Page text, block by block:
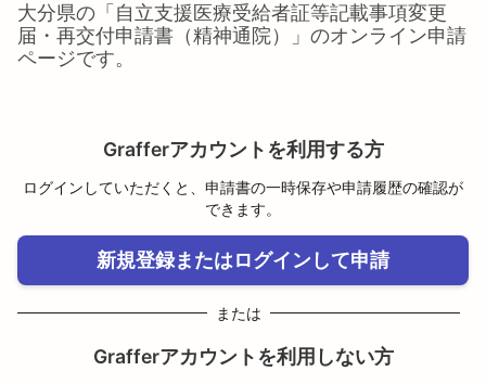
大分県の「 自立支援医療受給者証等記載事項変更
届・再交付申請書（精神通院）
」のオンライン申請
ページです。
Grafferアカウントを利用する方
ログインしていただくと、申請書の一時保存や申請履歴の確認が
できます。
新規登録またはログインして申請
または
Grafferアカウントを利用しない方